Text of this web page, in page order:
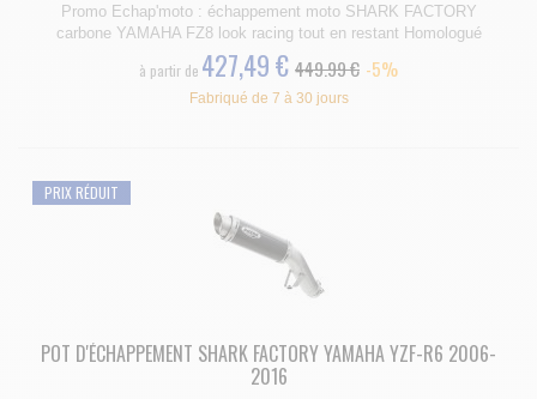
Promo Echap'moto : échappement moto SHARK FACTORY
carbone YAMAHA FZ8 look racing tout en restant Homologué
à partir de 427,49 € 449.99 € -5%
Fabriqué de 7 à 30 jours
PRIX RÉDUIT
POT D'ÉCHAPPEMENT SHARK FACTORY YAMAHA YZF-R6 2006-
2016